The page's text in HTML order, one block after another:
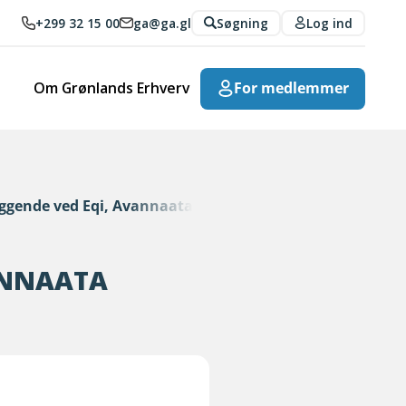
+299 32 15 00 ga@ga.gl Søgning Log ind
Om Grønlands Erhverv For medlemmer
ved Eqi, Avannaata Kommunia